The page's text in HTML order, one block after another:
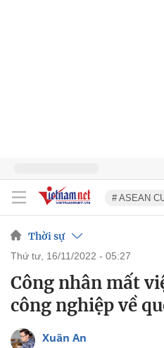
# ASEAN
Thời sự
thứ tư, 16/11/2022 - 05:27
Công nhân mất
công nghiệp về
Xuân An